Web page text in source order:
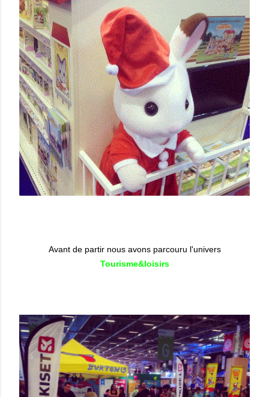
Avant de partir nous avons parcouru l'univers
Tourisme&loisirs